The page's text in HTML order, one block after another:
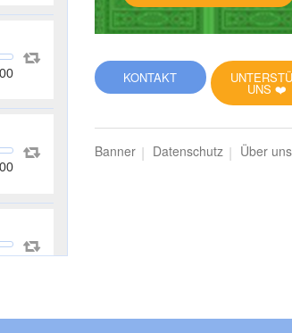
UNS ❤️
KONTAKT
Banner Datenschutz Über uns